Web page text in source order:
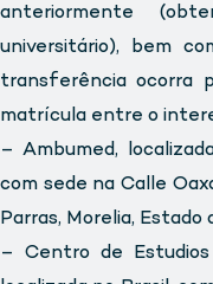
anteriormente
universitário), bem
transferência ocorra
matrícula entre o
– Ambumed,
com sede na Calle
Parras, Morelia, Estado
– Centro de Estudios